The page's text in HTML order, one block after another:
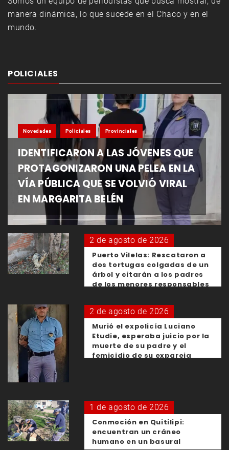
manera dinámica, lo que sucede en el Chaco y en el
mundo.
POLICIALES
Novedades Policiales Provinciales
IDENTIFICARON A LAS JÓVENES QUE
PROTAGONIZARON UNA PELEA EN LA
VÍA PÚBLICA QUE SE VOLVIÓ VIRAL
EN MARGARITA BELÉN
2 de agosto de 2026
Puerto Vilelas: Rescataron a
dos tortugas colgadas de un
árbol y citarán a los padres
de los menores responsables
2 de agosto de 2026
Murió el expolicía Luciano
Etudie, esperaba juicio por la
muerte de su padre y el
femicidio de su expareja
1 de agosto de 2026
Conmoción en Quitilipi:
encuentran un cráneo
humano en un basural